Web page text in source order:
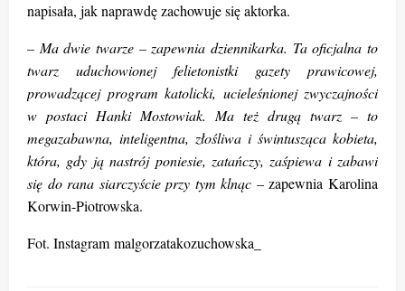
napisała, jak naprawdę zachowuje się aktorka.
– Ma dwie twarze – zapewnia dziennikarka. Ta oficjalna to
twarz uduchowionej felietonistki gazety prawicowej,
prowadzącej program katolicki, ucieleśnionej zwyczajności
w postaci Hanki Mostowiak. Ma też drugą twarz – to
megazabawna, inteligentna, złośliwa i świntusząca kobieta,
która, gdy ją nastrój poniesie, zatańczy, zaśpiewa i zabawi
się do rana siarczyście przy tym klnąc –zapewnia Karolina
Korwin-Piotrowska.
Fot. Instagram malgorzatakozuchowska_